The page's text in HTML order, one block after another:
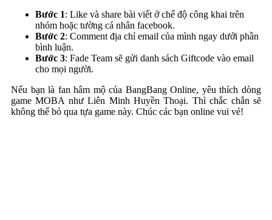
Bước 1: Like và share bài viết ở chế độ công khai trên
nhóm hoặc tường cá nhân facebook.
Bước 2: Comment địa chỉ email của mình ngay dưới phần
bình luận.
Bước 3: Fade Team sẽ gửi danh sách Giftcode vào email
cho mọi người.
Nếu bạn là fan hâm mộ của BangBang Online, yêu thích dòng
game MOBA như Liên Minh Huyền Thoại. Thì chắc chắn sẽ
không thể bỏ qua tựa game này. Chúc các bạn online vui vẻ!